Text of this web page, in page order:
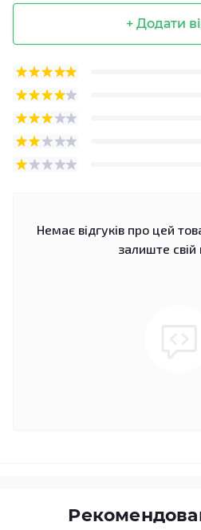
+ Додати
Немає відгуків про цей
залиште свій